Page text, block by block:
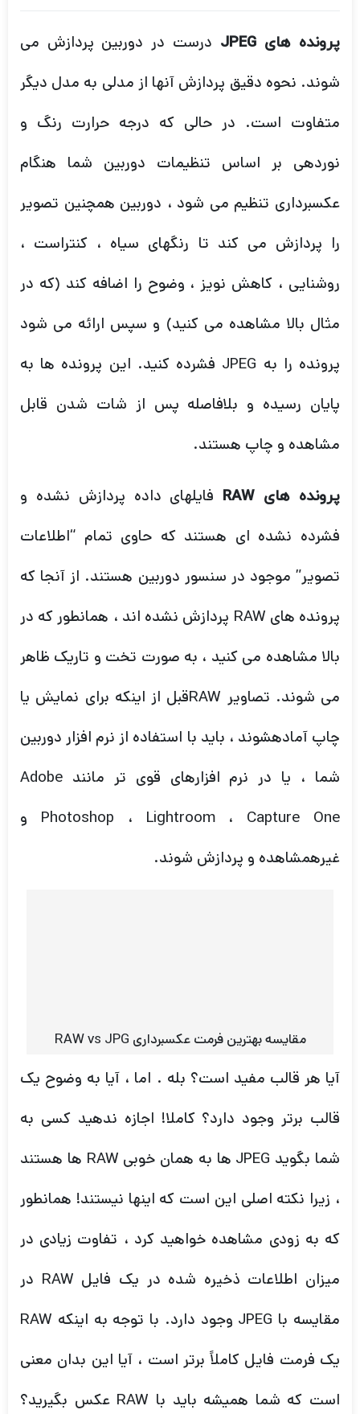
پرونده های JPEG
درست در دوربین پردازش می
شوند. نحوه دقیق پردازش آنها از مدلی به مدل دیگر
متفاوت است. در حالی که درجه حرارت رنگ و
نوردهی بر اساس تنظیمات دوربین شما هنگام
عکسبرداری تنظیم می شود ، دوربین همچنین تصویر
را پردازش می کند تا رنگهای سیاه ، کنتراست ،
روشنایی ، کاهش نویز ، وضوح را اضافه کند (که در
مثال بالا مشاهده می کنید) و سپس ارائه می شود
پرونده را به JPEG فشرده کنید. این پرونده ها به
پایان رسیده و بلافاصله پس از شات شدن قابل
مشاهده و چاپ هستند.
پرونده های RAW
فایلهای داده پردازش نشده و
فشرده نشده ای هستند که حاوی تمام “اطلاعات
تصویر” موجود در سنسور دوربین هستند. از آنجا که
پرونده های RAW پردازش نشده اند ، همانطور که در
بالا مشاهده می کنید ، به صورت تخت و تاریک ظاهر
می شوند. تصاویر RAWقبل از اینکه برای نمایش یا
چاپ آمادهشوند ، باید با استفاده از نرم افزار دوربین
شما ، یا در نرم افزارهای قوی تر مانند Adobe
Photoshop ، Lightroom ، Capture One و
غیرهمشاهده و پردازش شوند.
شما بگوید JPEG ها به همان خوبی RAW ها هستند
، زیرا نکته اصلی این است که اینها نیستند! همانطور
که به زودی مشاهده خواهید کرد ، تفاوت زیادی در
میزان اطلاعات ذخیره شده در یک فایل RAW در
مقایسه با JPEG وجود دارد. با توجه به اینکه RAW
یک فرمت فایل کاملاً برتر است ، آیا این بدان معنی
است که شما همیشه باید با RAW عکس بگیرید؟
قطعا نه. هر دو قالب کاربردهای خود را دارند و ما به
طور مکرر از هر دو قالب استفاده کنید. بنابراین ، در
اینجا برخی از دستورالعمل های مربوط به زمانی که